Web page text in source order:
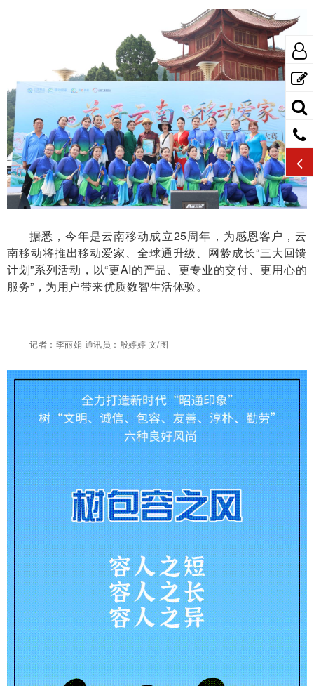
据悉，今年是云南移动成立25周年，为感恩客户，云
南移动将推出移动爱家、全球通升级、网龄成长“三大回馈
计划”系列活动，以“更AI的产品、更专业的交付、更用心的
服务”，为用户带来优质数智生活体验。
记者：李丽娟 通讯员：殷婷婷 文/图